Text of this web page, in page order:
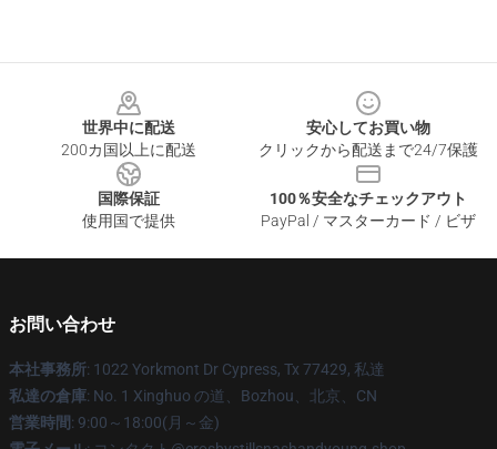
世界中に配送
200カ国以上に配送
安心してお買い物
クリックから配送まで24/7保護
国際保証
使用国で提供
100％安全なチェックアウト
PayPal / マスターカード / ビザ
お問い合わせ
本社事務所: 1022 Yorkmont Dr Cypress, Tx 77429, 私達
私達の倉庫: No. 1 Xinghuo の道、Bozhou、北京、CN
営業時間: 9:00～18:00(月～金)